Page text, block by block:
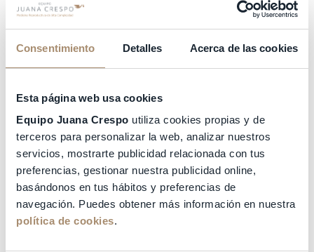
Consentimiento Detalles Acerca de las cookies
Esta página web usa cookies
Equipo Juana Crespo utiliza cookies propias y de
terceros para personalizar la web, analizar nuestros
servicios, mostrarte publicidad relacionada con tus
preferencias, gestionar nuestra publicidad online,
basándonos en tus hábitos y preferencias de
navegación. Puedes obtener más información en nuestra
política de cookies.
Cresponuestros profesionales trabajan en
conjunto para atenderte de forma integral. De
resonancia magnética ohisteroscopia
por mencionar algunos. Sabemos que cada caso
es particular y no se debe dar nada por sentado.
Pero al mismo tiempo, también te mostraremos
nuestro lado más humano. No poder concebir es
una situación de suma vulnerabilidad. Por ello te
ofrecemos calidez, empatía y un excelente trato.
Como parte de ello nuestras instalaciones están
diseñadas para proporcionarte confort durante
lostratamientos reproducción asistida Valencia